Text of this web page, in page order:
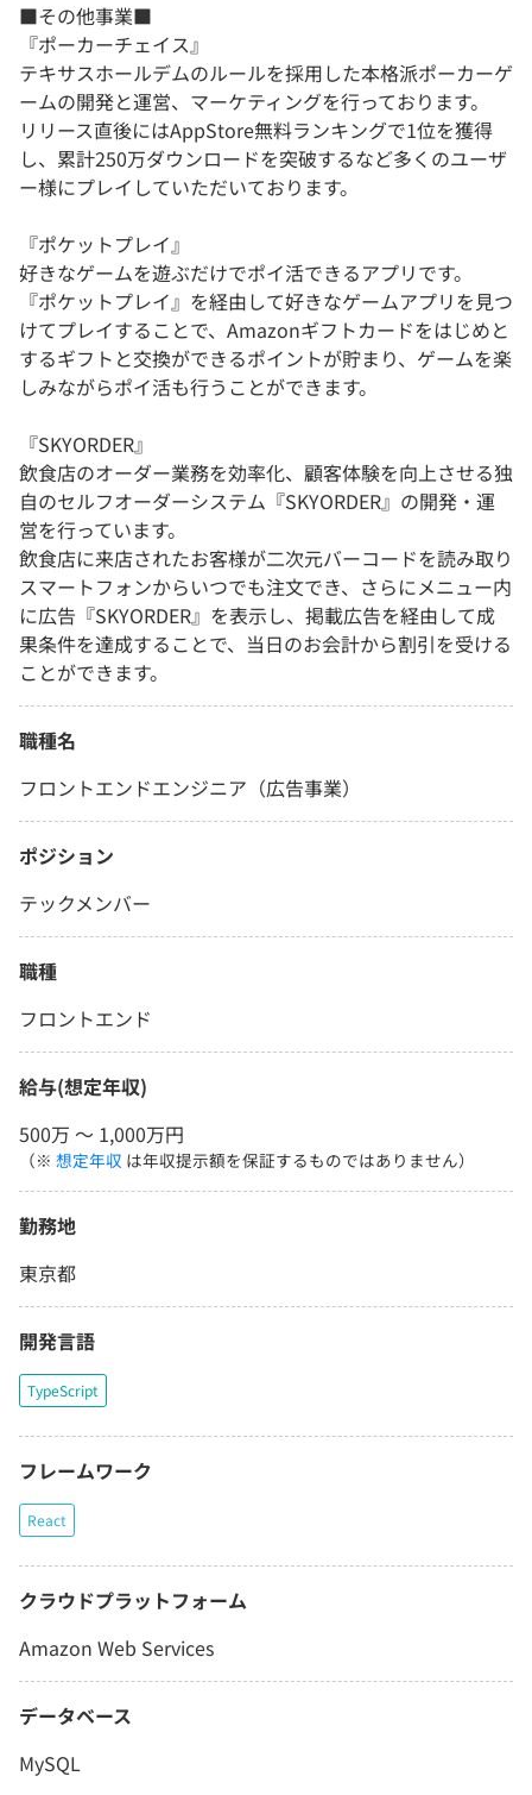
■その他事業■
『ポーカーチェイス』
テキサスホールデムのルールを採用した本格派ポーカーゲ
ームの開発と運営、マーケティングを行っております。
リリース直後にはAppStore無料ランキングで1位を獲得
し、累計250万ダウンロードを突破するなど多くのユーザ
ー様にプレイしていただいております。
『ポケットプレイ』
好きなゲームを遊ぶだけでポイ活できるアプリです。
『ポケットプレイ』を経由して好きなゲームアプリを見つ
けてプレイすることで、Amazonギフトカードをはじめと
するギフトと交換ができるポイントが貯まり、ゲームを楽
しみながらポイ活も行うことができます。
『SKYORDER』
飲食店のオーダー業務を効率化、顧客体験を向上させる独
自のセルフオーダーシステム『SKYORDER』の開発・運
営を行っています。
飲食店に来店されたお客様が二次元バーコードを読み取り
スマートフォンからいつでも注文でき、さらにメニュー内
に広告『SKYORDER』を表示し、掲載広告を経由して成
果条件を達成することで、当日のお会計から割引を受ける
ことができます。
職種名
フロントエンドエンジニア（広告事業）
ポジション
テックメンバー
職種
フロントエンド
給与(想定年収)
500万 〜 1,000万円
（※ 想定年収 は年収提示額を保証するものではありません）
勤務地
東京都
開発言語
TypeScript
フレームワーク
React
クラウドプラットフォーム
Amazon Web Services
データベース
MySQL